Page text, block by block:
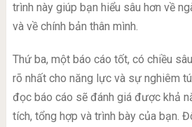
trình này giúp bạn hiểu sâu hơn về
và về chính bản thân mình.
Thứ ba, một báo cáo tốt, có chiều
rõ nhất cho năng lực và sự nghiêm
đọc báo cáo sẽ đánh giá được khả
tích, tổng hợp và trình bày của bạn.